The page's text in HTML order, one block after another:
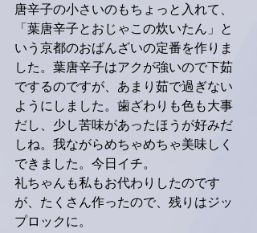
唐辛子の小さいのもちょっと入れて、
「葉唐辛子とおじゃこの炊いたん」と
いう京都のおばんざいの定番を作りま
した。葉唐辛子はアクが強いので下茹
でするのですが、あまり茹で過ぎない
ようにしました。歯ざわりも色も大事
だし、少し苦味があったほうが好みだ
しね。我ながらめちゃめちゃ美味しく
できました。今日イチ。
礼ちゃんも私もお代わりしたのです
が、たくさん作ったので、残りはジッ
プロックに。